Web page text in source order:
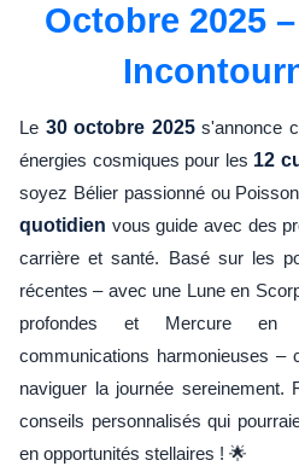
Octobre 2025
Le 30 octobre 2025s'annonce
énergies cosmiques pour les 12
soyez Bélier passionné ou
quotidien vous guide avec des
carrière et santé. Basé sur les
récentes – avec une Lune en
profondes et Mercure en
communications harmonieuses –
naviguer la journée sereinement.
conseils personnalisés qui
en opportunités stellaires ! 🌟